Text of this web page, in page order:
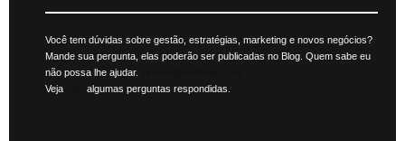
Você tem dúvidas sobre gestão, estratégias, marketing e novos negócios?
Mande sua pergunta, elas poderão ser publicadas no Blog. Quem sabe eu
não possa lhe ajudar.
Veja
algumas perguntas respondidas.